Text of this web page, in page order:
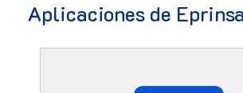
Aplicaciones de Eprinsa